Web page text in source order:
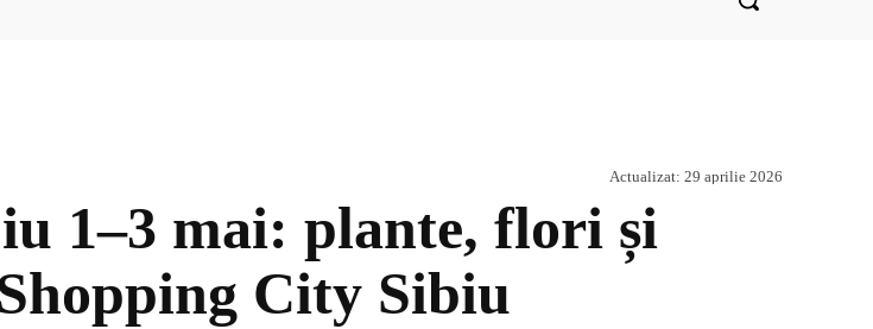
Actualizat: 29 aprilie 2026
1–3 mai: plante, flori și
City Sibiu